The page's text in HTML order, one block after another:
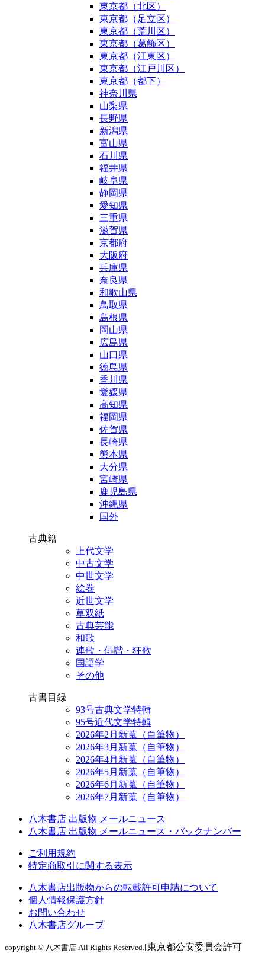
東京都（北区）
東京都（足立区）
東京都（荒川区）
東京都（葛飾区）
東京都（江東区）
東京都（江戸川区）
東京都（都下）
神奈川県
山梨県
長野県
新潟県
富山県
石川県
福井県
岐阜県
静岡県
愛知県
三重県
滋賀県
京都府
大阪府
兵庫県
奈良県
和歌山県
鳥取県
島根県
岡山県
広島県
山口県
徳島県
香川県
愛媛県
高知県
福岡県
佐賀県
長崎県
熊本県
大分県
宮崎県
鹿児島県
沖縄県
国外
古典籍
上代文学
中古文学
中世文学
絵巻
近世文学
草双紙
古典芸能
和歌
連歌・俳諧・狂歌
国語学
その他
古書目録
93号古典文学特輯
95号近代文学特輯
2026年2月新蒐（自筆物）
2026年3月新蒐（自筆物）
2026年4月新蒐（自筆物）
2026年5月新蒐（自筆物）
2026年6月新蒐（自筆物）
2026年7月新蒐（自筆物）
八木書店 出版物 メールニュース
八木書店 出版物 メールニュース・バックナンバー
ご利用規約
特定商取引に関する表示
八木書店出版物からの転載許可申請について
個人情報保護方針
お問い合わせ
八木書店グループ
copyright © 八木書店 All Rights Reserved.[東京都公安委員会許可